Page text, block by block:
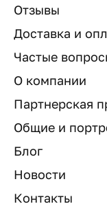
Отзывы
Доставка и
Частые
О компании
Партнерская
Общие и
Блог
Новости
Контакты